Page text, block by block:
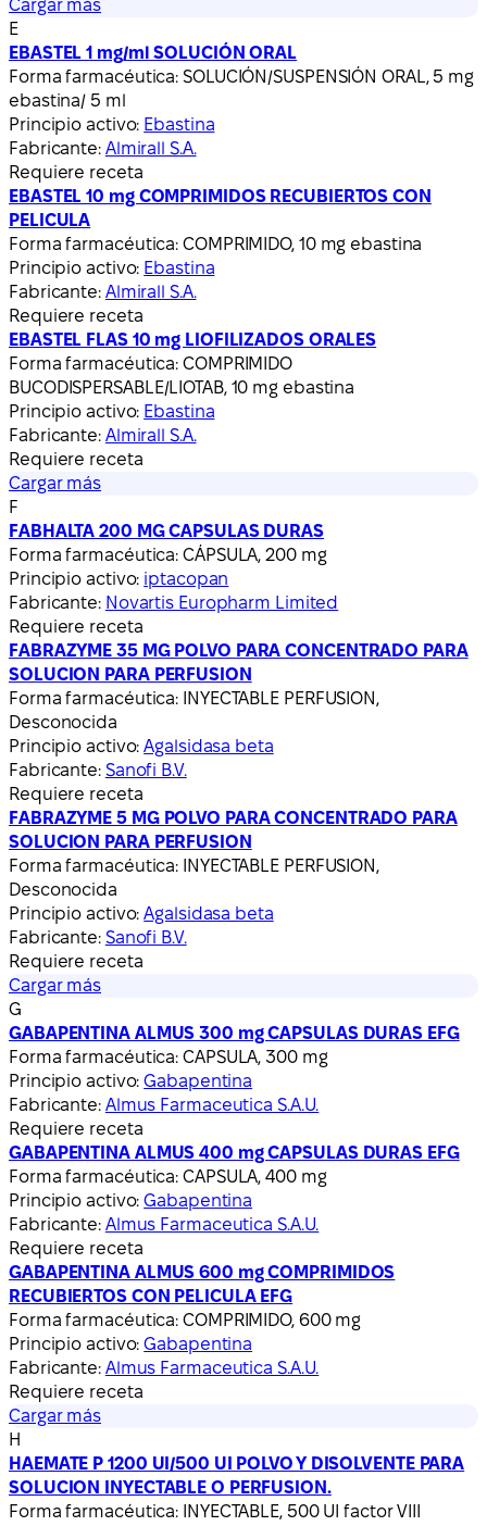
Cargar más
E
EBASTEL 1 mg/ml SOLUCIÓN ORAL
Forma farmacéutica: SOLUCIÓN/SUSPENSIÓN ORAL, 5 mg
ebastina/ 5 ml
Principio activo: Ebastina
Fabricante: Almirall S.A.
Requiere receta
EBASTEL 10 mg COMPRIMIDOS RECUBIERTOS CON
PELICULA
Forma farmacéutica: COMPRIMIDO, 10 mg ebastina
Principio activo: Ebastina
Fabricante: Almirall S.A.
Requiere receta
EBASTEL FLAS 10 mg LIOFILIZADOS ORALES
Forma farmacéutica: COMPRIMIDO
BUCODISPERSABLE/LIOTAB, 10 mg ebastina
Principio activo: Ebastina
Fabricante: Almirall S.A.
Requiere receta
Cargar más
F
FABHALTA 200 MG CAPSULAS DURAS
Forma farmacéutica: CÁPSULA, 200 mg
Principio activo: iptacopan
Fabricante: Novartis Europharm Limited
Requiere receta
FABRAZYME 35 MG POLVO PARA CONCENTRADO PARA
SOLUCION PARA PERFUSION
Forma farmacéutica: INYECTABLE PERFUSION,
Desconocida
Principio activo:Agalsidasa beta
Fabricante: Sanofi B.V.
Requiere receta
FABRAZYME 5 MG POLVO PARA CONCENTRADO PARA
SOLUCION PARA PERFUSION
Forma farmacéutica: INYECTABLE PERFUSION,
Desconocida
Principio activo:Agalsidasa beta
Fabricante: Sanofi B.V.
Requiere receta
Cargar más
G
GABAPENTINA ALMUS 300 mg CAPSULAS DURAS EFG
Forma farmacéutica: CAPSULA, 300 mg
Principio activo:Gabapentina
Fabricante: Almus Farmaceutica S.A.U.
Requiere receta
GABAPENTINA ALMUS 400 mg CAPSULAS DURAS EFG
Forma farmacéutica: CAPSULA, 400 mg
Principio activo:Gabapentina
Fabricante: Almus Farmaceutica S.A.U.
Requiere receta
GABAPENTINA ALMUS 600 mg COMPRIMIDOS
RECUBIERTOS CON PELICULA EFG
Forma farmacéutica: COMPRIMIDO, 600 mg
Principio activo:Gabapentina
Fabricante: Almus Farmaceutica S.A.U.
Requiere receta
Cargar más
H
HAEMATE P 1200 UI/500 UI POLVO Y DISOLVENTE PARA
SOLUCION INYECTABLE O PERFUSION.
Forma farmacéutica: INYECTABLE, 500 UI factor VIII